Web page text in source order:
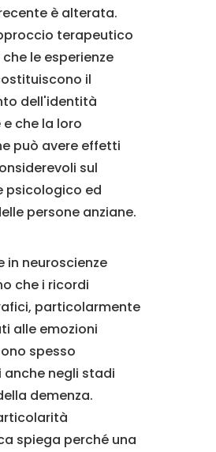
è alterata.
terapeutico
le esperienze
il
dell'identità
che la loro
può avere effetti
sul
psicologico ed
persone anziane.
in neuroscienze
che i ricordi
particolarmente
alle emozioni
spesso
anche negli stadi
demenza.
spiega perché una